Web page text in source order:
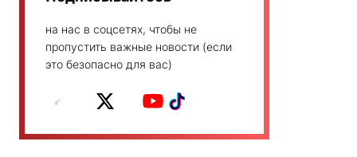
на нас в соцсетях, чтобы не
пропустить важные новости (если
это безопасно для вас)